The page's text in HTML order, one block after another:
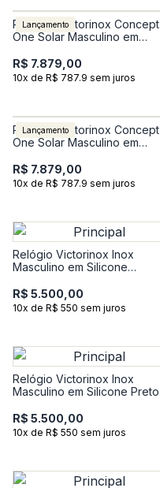
Lançamento
Relógio Vicitorinox Concept
One Solar Masculino em
R$ 7.879,00
10x de R$ 787.9 sem juros
Lançamento
Relógio Vicitorinox Concept
One Solar Masculino em
R$ 7.879,00
10x de R$ 787.9 sem juros
Relógio Victorinox Inox
Masculino em Silicone
R$ 5.500,00
10x de R$ 550 sem juros
Relógio Victorinox Inox
Masculino em Silicone Preto
R$ 5.500,00
10x de R$ 550 sem juros